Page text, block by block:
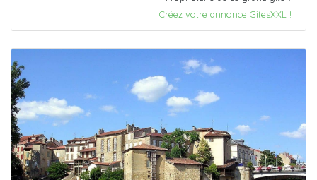
Créez votre annonce GitesXXL !